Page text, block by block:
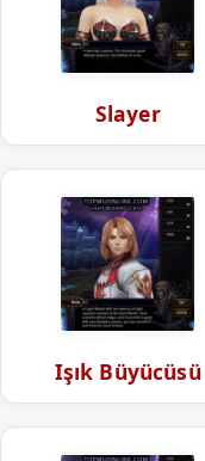
Slayer
Işık Büyücüsü